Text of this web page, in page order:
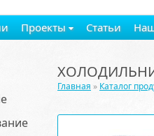
Проекты Статьи
Главная » Каталог